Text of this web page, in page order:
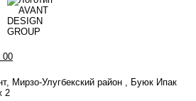
00
Мирзо-Улугбекский район , Буюк Ипак
2